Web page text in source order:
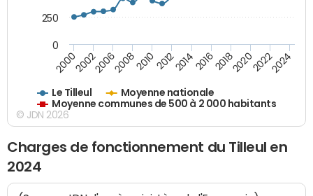
Le Tilleul
Moyenne nationale
Moyenne communes de 500 à 2 000 habitants
200020022006200820102012201420162018202020222024
0
250
© JDN 2026
Charges de fonctionnement du Tilleul en
2024